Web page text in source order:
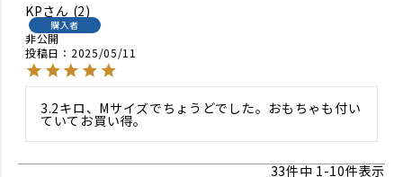
KP 2
購入者
非公開
投稿日
2025/05/11
3.2キロ、Mサイズでちょうどでした。おもちゃも付い
ていてお買い得。
33件中1-10件表示